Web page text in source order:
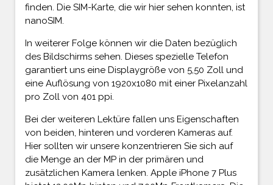
finden. Die SIM-Karte, die wir hier sehen konnten, ist
nanoSIM.
In weiterer Folge können wir die Daten bezüglich
des Bildschirms sehen. Dieses spezielle Telefon
garantiert uns eine Displaygröße von 5,50 Zoll und
eine Auflösung von 1920x1080 mit einer Pixelanzahl
pro Zoll von 401 ppi.
Bei der weiteren Lektüre fallen uns Eigenschaften
von beiden, hinteren und vorderen Kameras auf.
Hier sollten wir unsere konzentrieren Sie sich auf
die Menge an der MP in der primären und
zusätzlichen Kamera lenken. Apple iPhone 7 Plus